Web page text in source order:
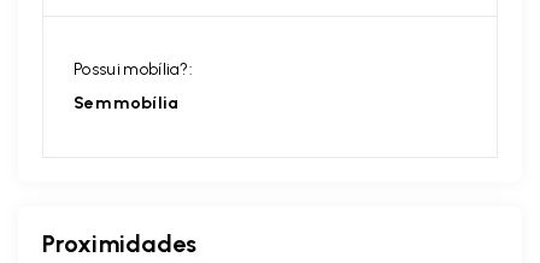
Possui mobília?:
Sem mobília
Proximidades